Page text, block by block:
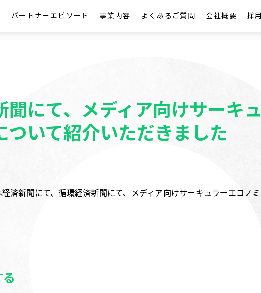
パートナーエピソード 事業内容 よくあるご質問 会社概要 採
聞にて、メディア向けサーキ
ついて紹介いただきました
済新聞にて、循環経済新聞にて、メディア向けサーキュラーエコノ